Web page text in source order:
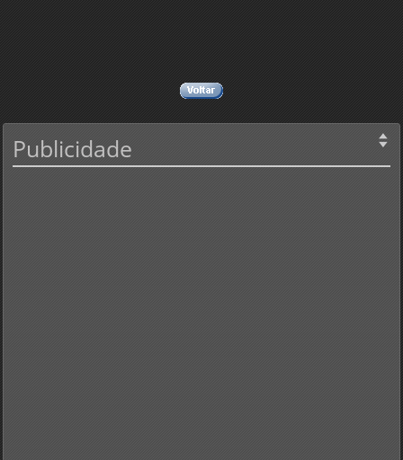
Publicidade